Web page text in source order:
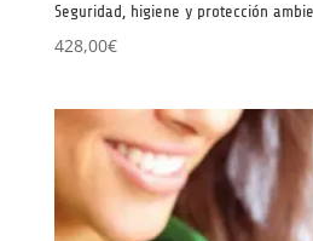
Seguridad, higiene y protección
428,00€